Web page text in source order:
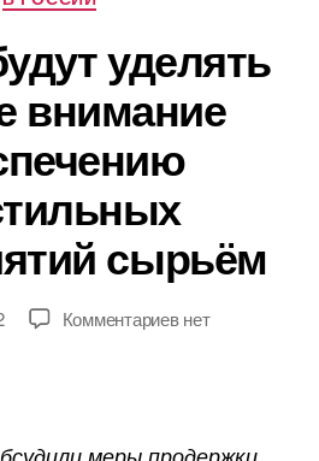
уделять
внимание
сырьём
Комментариевк
особое
нет
меры продержки